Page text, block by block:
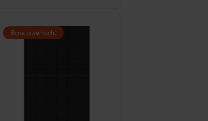
Bijna uitverkocht